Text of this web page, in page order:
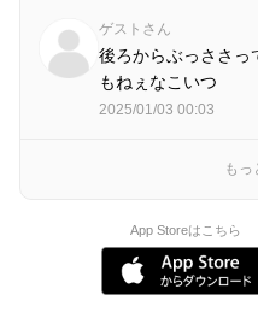
ゲストさん
後ろからぶっささっ
もねぇなこいつ
2025/01/03 00:03
もっ
App Storeはこちら